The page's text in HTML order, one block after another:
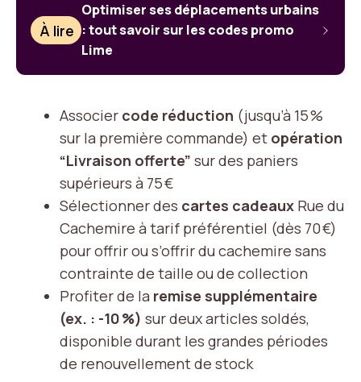
À lire
Optimiser ses déplacements urbains
: tout savoir sur les codes promo
Lime
Associer code réduction (jusqu’à 15 %
sur la première commande) et opération
“Livraison offerte” sur des paniers
supérieurs à 75 €
Sélectionner des cartes cadeaux Rue du
Cachemire à tarif préférentiel (dès 70 €)
pour offrir ou s’offrir du cachemire sans
contrainte de taille ou de collection
Profiter de la remise supplémentaire
(ex. : -10 %) sur deux articles soldés,
disponible durant les grandes périodes
de renouvellement de stock